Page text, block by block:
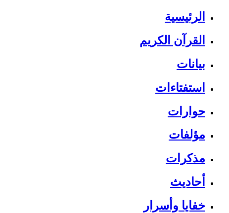
الرئيسية
القرآن الكريم
بيانات
استفتاءات
حوارات
مؤلفات
مذكرات
أحاديث
خفايا وأسرار